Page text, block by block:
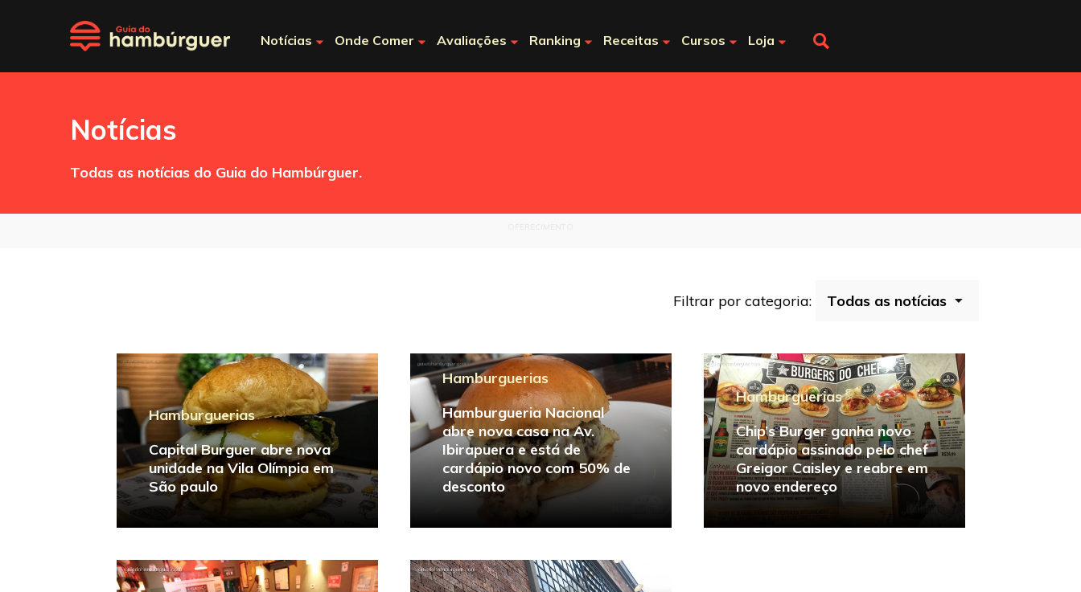
Notícias Onde Comer Avaliações Ranking Receitas Cursos Loja
Notícias
Todas as notícias do Guia do Hambúrguer.
Filtrar por categoria:
Hamburguerias
Capital Burguer abre nova
unidade na Vila Olímpia em
São paulo
Hamburguerias
Hamburgueria Nacional
abre nova casa na Av.
Ibirapuera e está de
cardápio novo com 50% de
desconto
Hamburguerias
Chip’s Burger ganha novo
cardápio assinado pelo chef
Greigor Caisley e reabre em
novo endereço
Hamburguerias
Inauguração do Guia do
Hambúrguer: as melhores
hamburguerias da cidade de